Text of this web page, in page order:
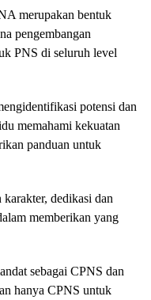
merupakan bentuk
pengembangan
PNS di seluruh level
potensi dan
memahami kekuatan
panduan untuk
dedikasi dan
memberikan yang
sebagai CPNS dan
hanya CPNS untuk